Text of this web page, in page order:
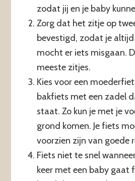
zodat jij en je baby
Zorg dat het zitje op
bevestigd, zodat je
mocht er iets misgaan.
meeste zitjes.
Kies voor een
bakfiets met een zadel
staat. Zo kun je met je
grond komen. Je fiets
voorzien zijn van goede
Fiets niet te snel
keer met een baby gaat